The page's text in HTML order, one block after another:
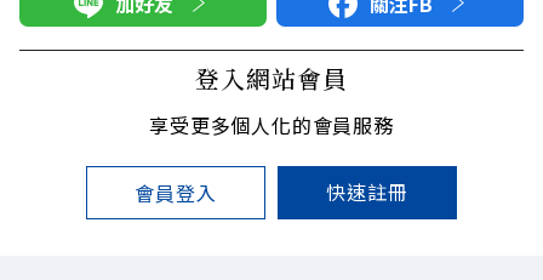
登入網站會員
享受更多個人化的會員服務
會員登入 快速註冊